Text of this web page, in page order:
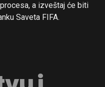
a izveštaj će biti
Saveta FIFA.